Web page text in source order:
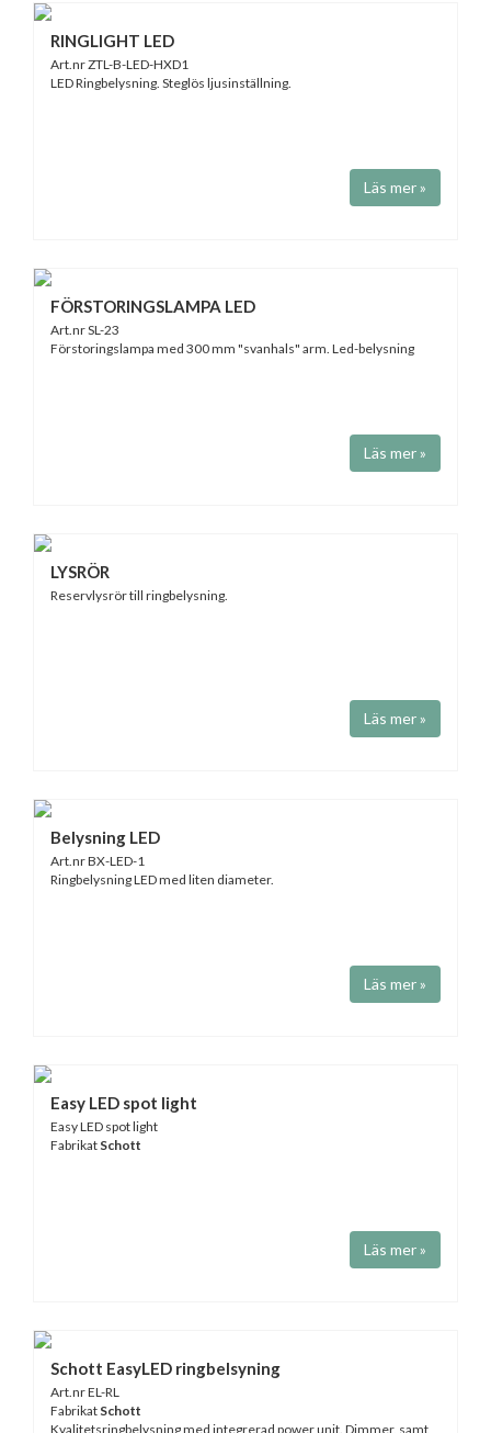
RINGLIGHT LED
Art.nr ZTL-B-LED-HXD1
LED Ringbelysning. Steglös ljusinställning.
Läs mer »
FÖRSTORINGSLAMPA LED
Art.nr SL-23
Förstoringslampa med 300 mm "svanhals" arm. Led-belysning
Läs mer »
LYSRÖR
Reservlysrör till ringbelysning.
Läs mer »
Belysning LED
Art.nr BX-LED-1
Ringbelysning LED med liten diameter.
Läs mer »
Easy LED spot light
Easy LED spot light
Fabrikat Schott
Läs mer »
Schott EasyLED ringbelsyning
Art.nr EL-RL
Fabrikat Schott
Kvalitetsringbelysning med integrerad power unit. Dimmer, samt